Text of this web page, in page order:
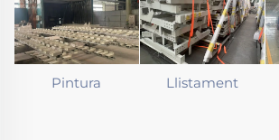
Pintura Llistament